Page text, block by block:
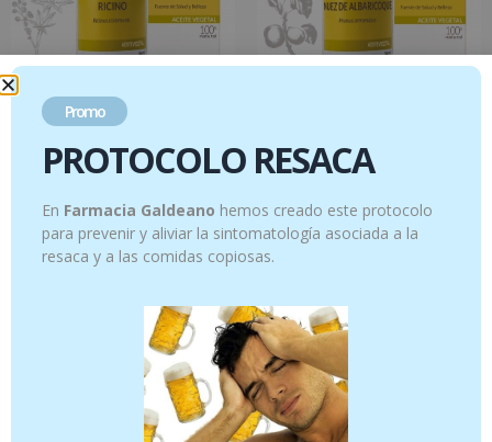
Ricino – 50 ml
12.95€
Promo
PROTOCOLO RESACA
En Farmacia Galdeano hemos creado este protocolo
para prevenir y aliviar la sintomatología asociada a la
resaca y a las comidas copiosas.